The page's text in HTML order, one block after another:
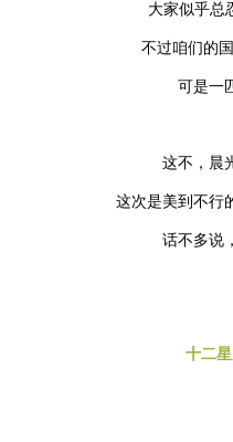
大家似乎总
不过咱们的
可是一
这不，晨
这次是美到不行
话不多说
十二